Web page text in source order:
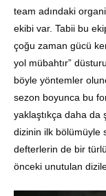
team adındaki
ekibi var. Tabii bu
çoğu zaman gücü
yol mübahtır”
böyle yöntemler
sezon boyunca bu
yaklaştıkça daha da
dizinin ilk bölümüyle
defterlerin de bir
önceki unutulan